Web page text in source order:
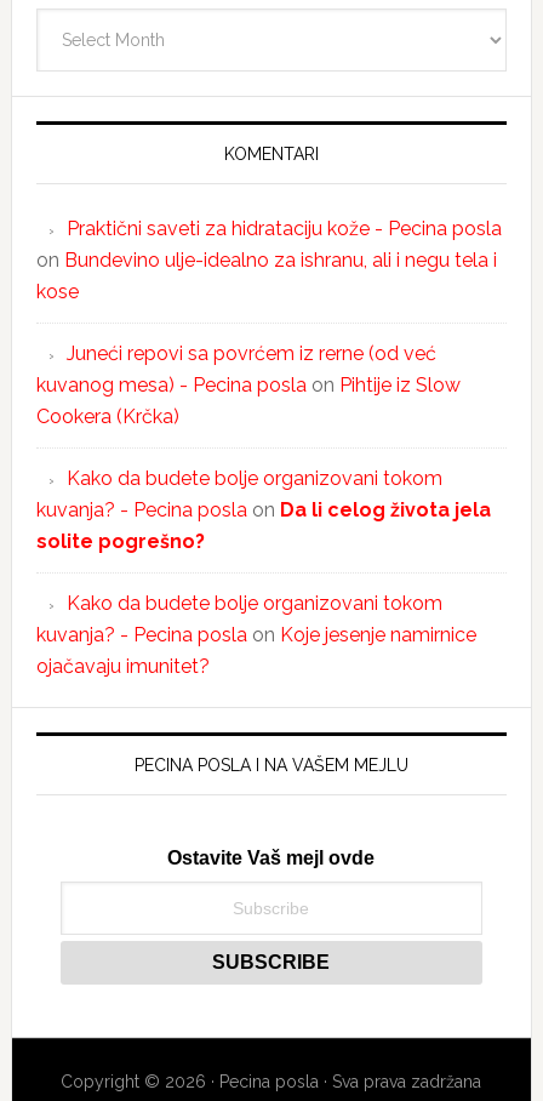
KOMENTARI
Praktični saveti za hidrataciju kože - Pecina posla
on Bundevino ulje-idealno za ishranu, ali i negu tela i
kose
Juneći repovi sa povrćem iz rerne (od već
kuvanog mesa) - Pecina poslaon Pihtije iz Slow
Cookera (Krčka)
Kako da budete bolje organizovani tokom
kuvanja? - Pecina poslaon Da li celog života jela
solite pogrešno?
Kako da budete bolje organizovani tokom
kuvanja? - Pecina poslaon Koje jesenje namirnice
ojačavaju imunitet?
PECINA POSLA I NA VAŠEM MEJLU
Ostavite Vaš mejl ovde
Copyright © 2026 · Pecina posla · Sva prava zadržana